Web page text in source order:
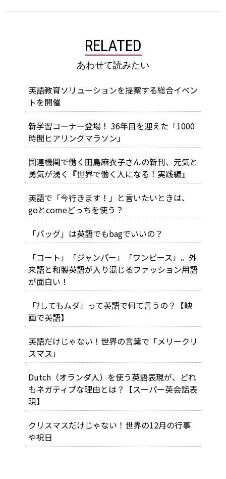
RELATED
あわせて読みたい
英語教育ソリューションを提案する総合イベン
トを開催
新学習コーナー登場！ 36年目を迎えた「1000
時間ヒアリングマラソン」
国連機関で働く田島麻衣子さんの新刊、元気と
勇気が湧く『世界で働く人になる！実践編』
英語で「今行きます！」と言いたいときは、
goとcomeどっちを使う？
「バッグ」は英語でもbagでいいの？
「コート」「ジャンパー」「ワンピース」。外
来語と和製英語が入り混じるファッション用語
が面白い！
「?してもムダ」って英語で何て言うの？【映
画で英語】
英語だけじゃない！世界の言葉で「メリークリ
スマス」
Dutch（オランダ人）を使う英語表現が、どれ
もネガティブな理由とは？【スーパー英会話表
現】
クリスマスだけじゃない！世界の12月の行事
や祝日